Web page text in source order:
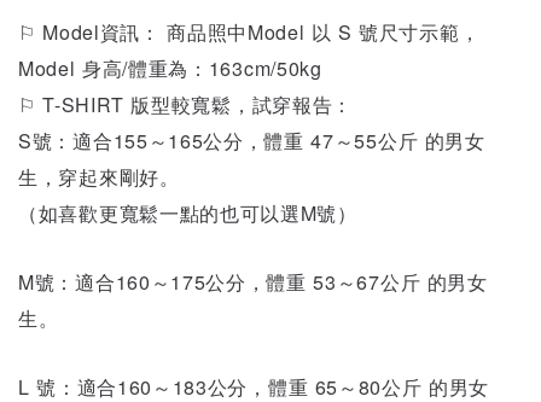
⚐ Model資訊： 商品照中Model 以 S 號尺寸示範，
Model 身高/體重為：163cm/50kg
⚐ T-SHIRT 版型較寬鬆，試穿報告：
S號：適合155～165公分，體重 47～55公斤 的男女
生，穿起來剛好。
（如喜歡更寬鬆一點的也可以選M號）
M號：適合160～175公分，體重 53～67公斤 的男女
生。
L 號：適合160～183公分，體重 65～80公斤 的男女